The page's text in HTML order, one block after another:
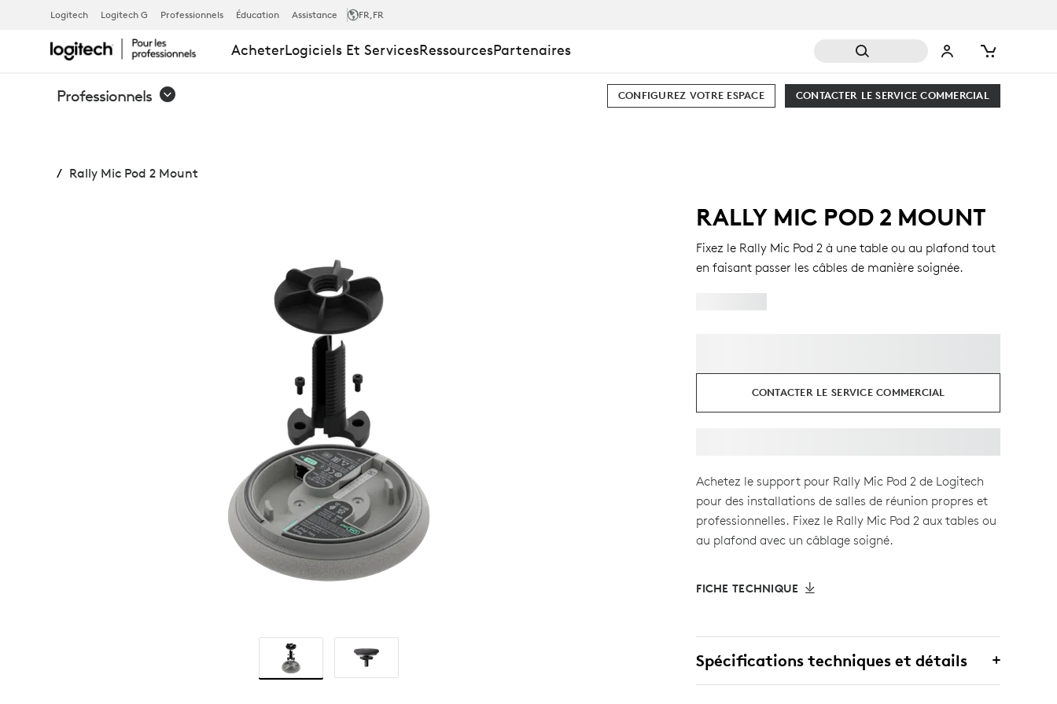
RALLY
MIC
POD
Logitech Logitech G Professionnels Éducation Assistance FR,FR
AcheterLogiciels Et ServicesRessourcesPartenaires
Professionnels CONTACTER LE SERVICE COMMERCIAL
CONFIGUREZ VOTRE ESPACE
Rally Mic Pod 2 Mount
RALLY MIC POD 2 MOUNT
Fixez le Rally Mic Pod 2 à une table ou au plafond tout
en faisant passer les câbles de manière soignée.
CONTACTER LE SERVICE COMMERCIAL
Achetez le support pour Rally Mic Pod 2 de Logitech
pour des installations de salles de réunion propres et
professionnelles. Fixez le Rally Mic Pod 2 aux tables ou
au plafond avec un câblage soigné.
FICHE TECHNIQUE
Spécifications techniques et détails